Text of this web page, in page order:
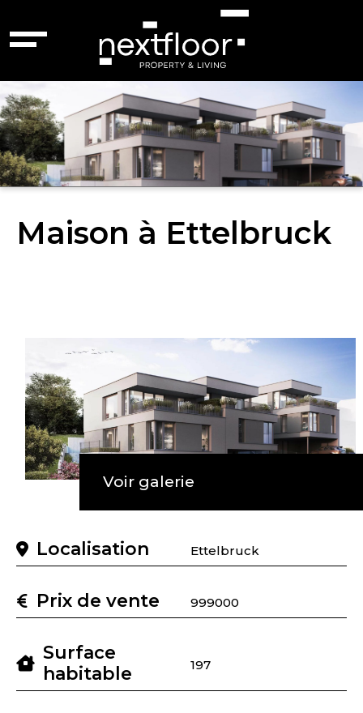
Maison à Ettelbruck
Voir galerie
Localisation Ettelbruck
Prix de vente 999000
Surface
habitable
197